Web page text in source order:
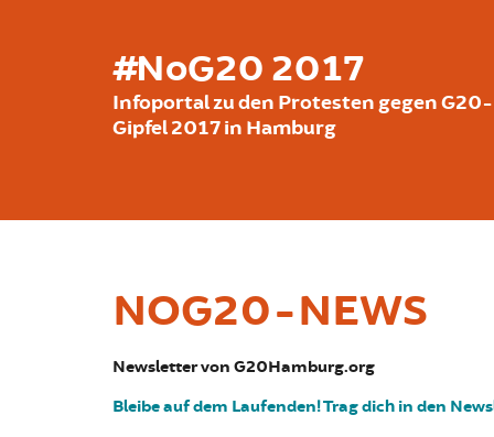
#NoG20 2017
Infoportal zu den Protesten gegen G20-
Gipfel 2017 in Hamburg
NOG20-NEWS
Newsletter von G20Hamburg.org
Bleibe auf dem Laufenden! Trag dich in den